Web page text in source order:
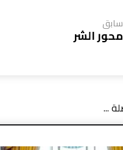
سابق
محور الشر
...